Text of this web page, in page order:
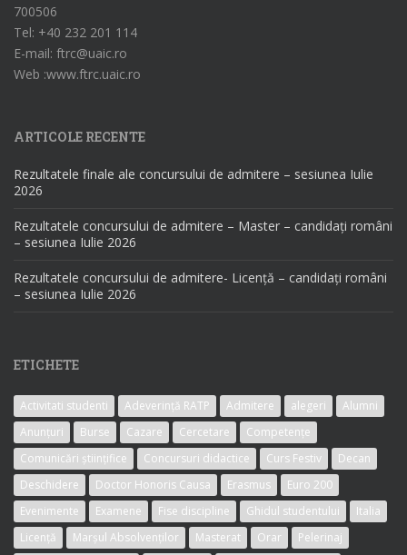
700506
Tel: +40 232 201 114
E-mail: ftrc@uaic.ro
Web :www.ftrc.uaic.ro
ARTICOLE RECENTE
Rezultatele finale ale concursului de admitere – sesiunea Iulie
2026
Rezultatele concursului de admitere – Master – candidați români
– sesiunea Iulie 2026
Rezultatele concursului de admitere- Licență – candidați români
– sesiunea Iulie 2026
ETICHETE
Activitati studenti Adeverință RATP Admitere alegeri
Alumni
Anunțuri
Burse Cazare Cercetare
Competențe
Comunicări științifice
Concursuri didactice Curs Festiv
Decan
Deschidere
Doctor Honoris Causa Erasmus
Euro 200
Evenimente
Examene Fise discipline Ghidul studentului
Italia
Licență
Marșul Absolvenților Masterat Orar Pelerinaj